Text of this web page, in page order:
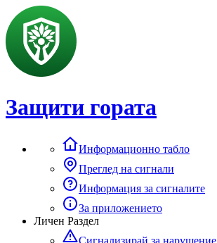
Защити гората
Информационно табло
Преглед на сигнали
Информация за сигналите
За приложението
Личен Раздел
Сигнализирай за нарушение